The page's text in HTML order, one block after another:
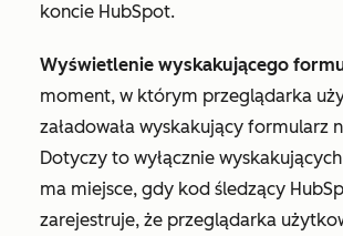
koncie HubSpot.
Wyświetlenie wyskakującego
moment, w którym przeglądarka
załadowała wyskakujący formularz
Dotyczy to wyłącznie
ma miejsce, gdy kod śledzący
zarejestruje, że przeglądarka